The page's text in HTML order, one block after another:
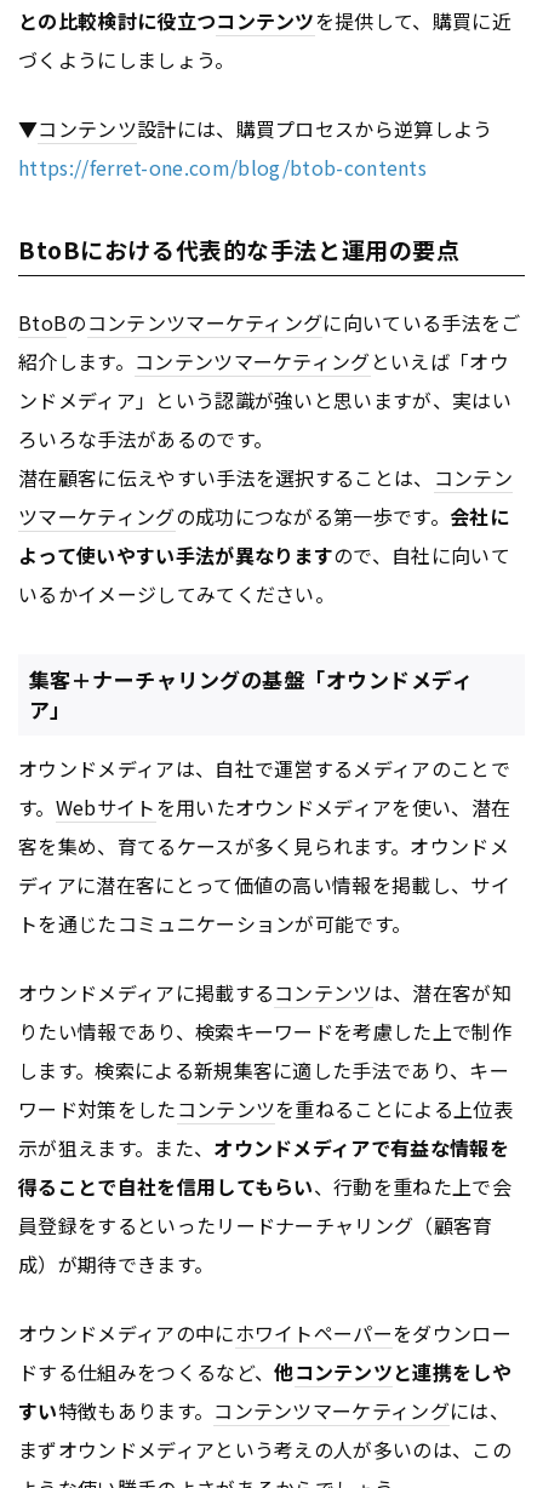
との比較検討に役立つコンテンツを提供して、購買に近
づくようにしましょう。
▼コンテンツ設計には、購買プロセスから逆算しよう
https://ferret-one.com/blog/btob-contents
BtoBにおける代表的な手法と運用の要点
BtoBのコンテンツマーケティングに向いている手法をご
紹介します。 コンテンツマーケティングといえば「オウ
ンドメディア」という認識が強いと思いますが、実はい
ろいろな手法があるのです。
潜在顧客に伝えやすい手法を選択することは、 コンテン
ツマーケティングの成功につながる第一歩です。 会社に
よって使いやすい手法が異なりますので、自社に向いて
いるかイメージしてみてください。
集客＋ナーチャリングの基盤「オウンドメディ
ア」
オウンドメディアは、自社で運営するメディアのことで
す。 Webサイトを用いたオウンドメディアを使い、潜在
客を集め、育てるケースが多く見られます。オウンドメ
ディアに潜在客にとって価値の高い情報を掲載し、サイ
トを通じたコミュニケーションが可能です。
オウンドメディアに掲載するコンテンツは、潜在客が知
りたい情報であり、検索キーワードを考慮した上で制作
します。検索による新規集客に適した手法であり、キー
ワード対策をしたコンテンツを重ねることによる上位表
示が狙えます。また、 オウンドメディアで有益な情報を
得ることで自社を信用してもらい、行動を重ねた上で会
員登録をするといったリードナーチャリング（顧客育
成）が期待できます。
オウンドメディアの中にホワイトペーパーをダウンロー
ドする仕組みをつくるなど、他コンテンツと連携をしや
すい特徴もあります。 コンテンツマーケティングには、
まずオウンドメディアという考えの人が多いのは、この